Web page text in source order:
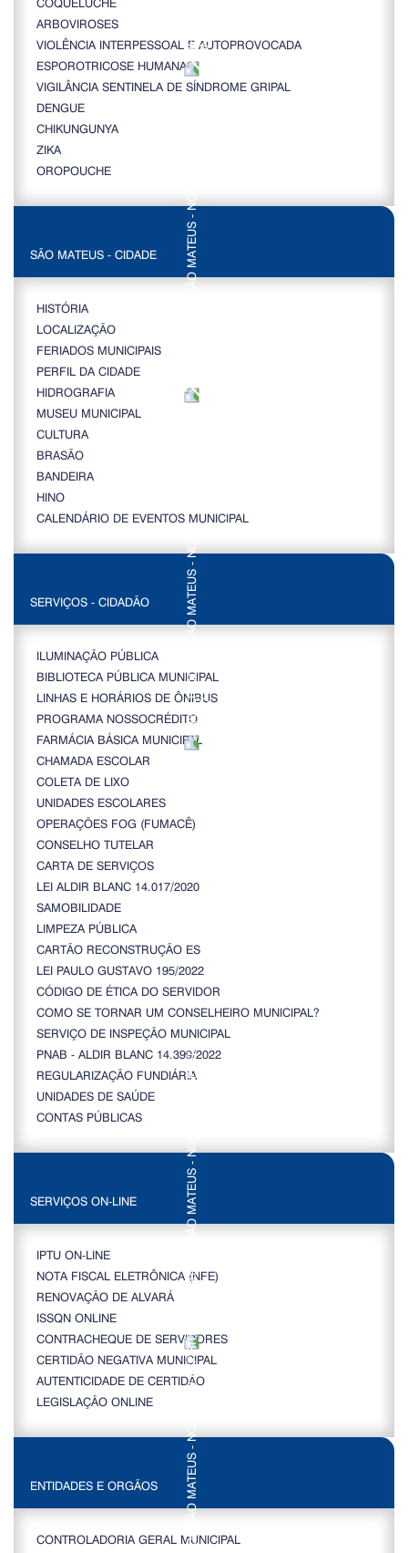
ARBOVIROSES
VIOLÊNCIA INTERPESSOAL E AUTOPROVOCADA
ESPOROTRICOSE HUMANA
VIGILÂNCIA SENTINELA DE SÍNDROME GRIPAL
DENGUE
CHIKUNGUNYA
ZIKA
OROPOUCHE
SÃO MATEUS - CIDADE
HISTÓRIA
LOCALIZAÇÃO
FERIADOS MUNICIPAIS
PERFIL DA CIDADE
HIDROGRAFIA
MUSEU MUNICIPAL
CULTURA
BRASÃO
BANDEIRA
HINO
CALENDÁRIO DE EVENTOS MUNICIPAL
SERVIÇOS - CIDADÃO
ILUMINAÇÃO PÚBLICA
BIBLIOTECA PÚBLICA MUNICIPAL
LINHAS E HORÁRIOS DE ÔNIBUS
PROGRAMA NOSSOCRÉDITO
FARMÁCIA BÁSICA MUNICIPAL
CHAMADA ESCOLAR
COLETA DE LIXO
UNIDADES ESCOLARES
OPERAÇÕES FOG (FUMACÊ)
CONSELHO TUTELAR
CARTA DE SERVIÇOS
LEI ALDIR BLANC 14.017/2020
SAMOBILIDADE
LIMPEZA PÚBLICA
CARTÃO RECONSTRUÇÃO ES
LEI PAULO GUSTAVO 195/2022
CÓDIGO DE ÉTICA DO SERVIDOR
COMO SE TORNAR UM CONSELHEIRO MUNICIPAL?
SERVIÇO DE INSPEÇÃO MUNICIPAL
PNAB - ALDIR BLANC 14.399/2022
REGULARIZAÇÃO FUNDIÁRIA
UNIDADES DE SAÚDE
CONTAS PÚBLICAS
SERVIÇOS ON-LINE
IPTU ON-LINE
NOTA FISCAL ELETRÔNICA (NFE)
RENOVAÇÃO DE ALVARÁ
ISSQN ONLINE
CONTRACHEQUE DE SERVIDORES
CERTIDÃO NEGATIVA MUNICIPAL
AUTENTICIDADE DE CERTIDÃO
LEGISLAÇÃO ONLINE
ENTIDADES E ORGÃOS
CONTROLADORIA GERAL MUNICIPAL